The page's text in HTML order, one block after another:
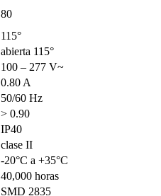
80
115°
abierta 115°
100 – 277 V~
0.80 A
50/60 Hz
> 0.90
IP40
clase II
-20°C a +35°C
40,000 horas
SMD 2835